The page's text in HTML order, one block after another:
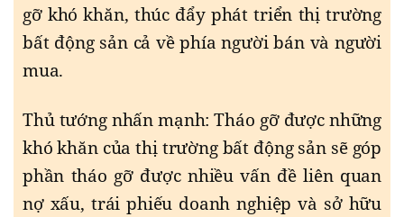
gỡ khó khăn, thúc đẩy phát triển thị trường
bất động sản cả về phía người bán và người
mua.
Thủ tướng nhấn mạnh: Tháo gỡ được những
khó khăn của thị trường bất động sản sẽ góp
phần tháo gỡ được nhiều vấn đề liên quan
nợ xấu, trái phiếu doanh nghiệp và sở hữu